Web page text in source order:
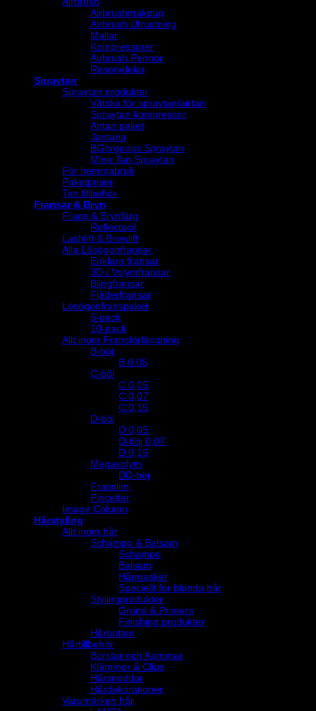
Airbrushmakeup
Airbrush Utrustning
Mallar
Kompressorer
Airbrush Pennor
Reservdelar
Spraytan
Spraytan produkter
Vätska för spraytan/airtan
Spraytan kompressor
Airtan paket
Jantana
BGorgeous Spraytan
Mine Tan Spraytan
För hemmabruk
Paketpriser
Tan tillbehör
Fransar & Bryn
Frans & Brynfärg
Reflectocil
Lashlift & Browlift
Alla Lösögonfransar
Enklare fransar
3D / Volymfransar
Blingfransar
Fjäderfransar
Lösögonfranspaket
5-pack
10-pack
Allt inom Fransförlängning
B-böj
B 0.05
C-böj
C 0,05
C 0,07
C 0,15
D-böj
D 0,05
D-böj 0,07
D 0,15
Megavolym
DD-böj
Franslim
Pincetter
Image Column
Hårstyling
Allt inom hår
Schampo & Balsam
Schampo
Balsam
Hårmasker
Speciellt för blonda hår
Stylingprodukter
Grund & Primers
Finishing produkter
Hårbotten
Hårtillbehör
Borstar och Kammar
Klämmor & Clips
Hårsnoddar
Hårdekorationer
Varumärken hår